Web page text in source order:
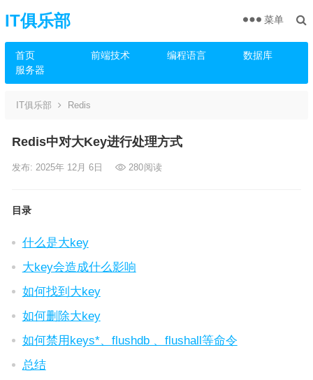
IT俱乐部
首页 前端技术 编程语言
数据库
服务器
菜单
IT俱乐部 Redis
Redis中对大Key进行处理方式
发布: 2025年 12月 6日 280阅读
目录
什么是大key
大key会造成什么影响
如何找到大key
如何删除大key
如何禁用keys*、flushdb 、flushall等命令
总结